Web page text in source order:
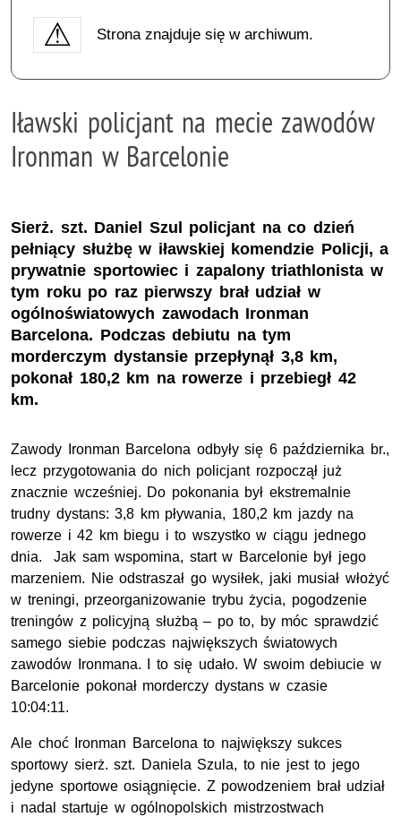
Strona znajduje się w archiwum.
Iławski policjant na mecie zawodów
Ironman w Barcelonie
Sierż. szt. Daniel Szul policjant na co dzień
pełniący służbę w iławskiej komendzie Policji, a
prywatnie sportowiec i zapalony triathlonista w
tym roku po raz pierwszy brał udział w
ogólnoświatowych zawodach Ironman
Barcelona. Podczas debiutu na tym
morderczym dystansie przepłynął 3,8 km,
pokonał 180,2 km na rowerze i przebiegł 42
km.
Zawody Ironman Barcelona odbyły się 6 października br.,
lecz przygotowania do nich policjant rozpoczął już
znacznie wcześniej. Do pokonania był ekstremalnie
trudny dystans: 3,8 km pływania, 180,2 km jazdy na
rowerze i 42 km biegu i to wszystko w ciągu jednego
dnia. Jak sam wspomina, start w Barcelonie był jego
marzeniem. Nie odstraszał go wysiłek, jaki musiał włożyć
w treningi, przeorganizowanie trybu życia, pogodzenie
treningów z policyjną służbą – po to, by móc sprawdzić
samego siebie podczas największych światowych
zawodów Ironmana. I to się udało. W swoim debiucie w
Barcelonie pokonał morderczy dystans w czasie
10:04:11.
Ale choć Ironman Barcelona to największy sukces
sportowy sierż. szt. Daniela Szula, to nie jest to jego
jedyne sportowe osiągnięcie. Z powodzeniem brał udział
i nadal startuje w ogólnopolskich mistrzostwach